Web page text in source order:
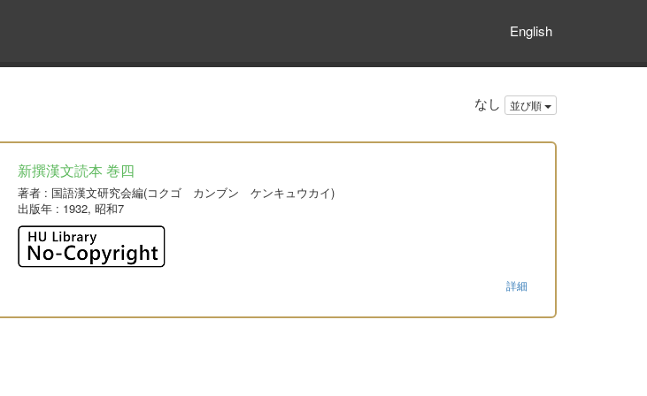
English
なし 並び順
新撰漢文読本 巻四
著者: 国語漢文研究会編(コクゴ カンブン ケンキュウカイ)
出版年: 1932, 昭和7
詳細